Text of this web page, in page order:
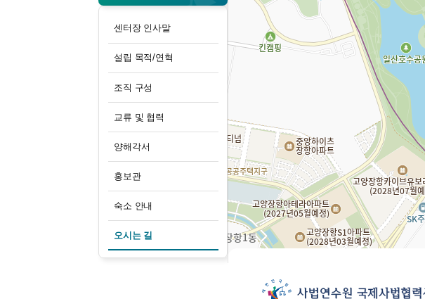
센터장 인사말
설립 목적/연혁
조직 구성
교류 및 협력
양해각서
홍보관
숙소 안내
오시는 길